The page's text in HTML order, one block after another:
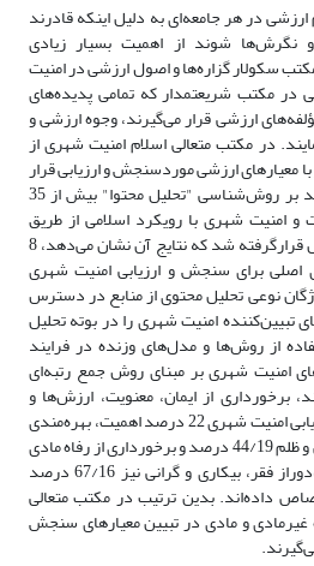
در هر جامعه‌ای به دلیل اینکه قادرند
شوند از اهمیت بسیار زیادی
سکولار گزاره‌ها و اصول ارزشی در امنیت
در مکتب شریعتمدار که تمامی پدیده‌های
ارزشی قرار می‌گیرند، وجوه ارزشی و
در مکتب متعالی اسلام امنیت شهری از
با معیارهای ارزشی موردسنجش و ارزیابی قرار
می‌گیرند. در این راستا با تأکید بر روش‌شناسی "تحلیل محتوا" بیش از 35
و امنیت شهری با رویکرد اسلامی از طریق
نرم‌افزار ابر واژگان مورد تحلیل قرارگرفته شد که نتایج آن نشان می‌دهد، 8
برای سنجش و ارزیابی امنیت شهری
نوعی تحلیل محتوی از منابع در دسترس
تبیین‌کننده امنیت شهری را در بوته تحلیل
از روش‌ها و مدل‌های وزنده در فرایند
امنیت شهری بر مبنای روش جمع رتبه‌ای
برخورداری از ایمان، معنویت، ارزش‌ها و
باورهای دینی در سنجش و ارزیابی امنیت شهری 22 درصد اهمیت، بهره‌مندی
از عدالت، برابری و عدم تبعیض و ظلم 44/19 درصد و برخورداری از رفاه مادی
(درآمد و اشتغال پایدار) و به‌دوراز فقر، بیکاری و گرانی نیز 67/16 درصد
داده‌اند. بدین ترتیب در مکتب متعالی
و مادی در تبیین معیارهای سنجش